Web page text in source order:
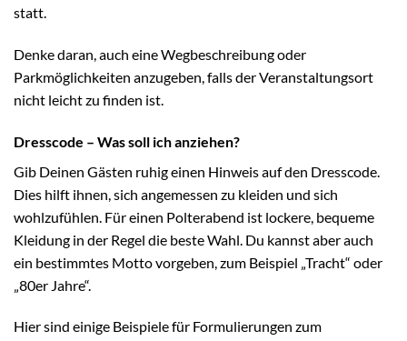
statt.
Denke daran, auch eine Wegbeschreibung oder
Parkmöglichkeiten anzugeben, falls der Veranstaltungsort
nicht leicht zu finden ist.
Dresscode – Was soll ich anziehen?
Gib Deinen Gästen ruhig einen Hinweis auf den Dresscode.
Dies hilft ihnen, sich angemessen zu kleiden und sich
wohlzufühlen. Für einen Polterabend ist lockere, bequeme
Kleidung in der Regel die beste Wahl. Du kannst aber auch
ein bestimmtes Motto vorgeben, zum Beispiel „Tracht“ oder
„80er Jahre“.
Hier sind einige Beispiele für Formulierungen zum